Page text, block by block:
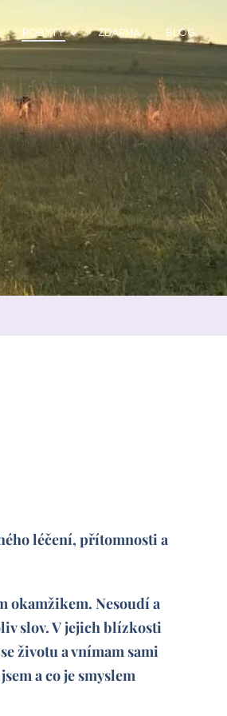
POBYTY ZDARMA BLOG
léčení, přítomnosti a
okamžikem. Nesoudí a
slov. V jejich blízkosti
životu a vnímam sami
a co je smyslem